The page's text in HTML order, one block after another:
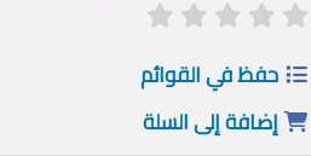
حفظ في القوائم
إضافة إلى السلة